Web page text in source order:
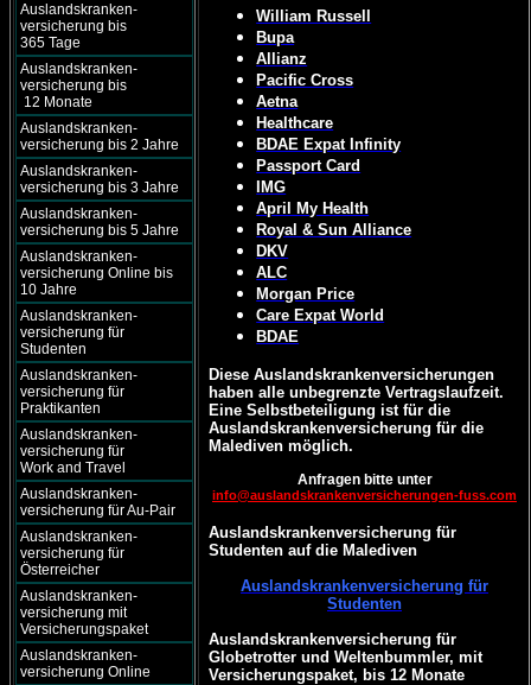
Auslandskranken-
versicherung bis
365 Tage
Auslandskranken-
versicherung bis
12 Monate
Auslandskranken-
versicherung bis 2 Jahre
Auslandskranken-
versicherung bis 3 Jahre
Auslandskranken-
versicherung bis 5 Jahre
Auslandskranken-
versicherung Online bis
10 Jahre
Auslandskranken-
versicherung für
Studenten
Auslandskranken-
versicherung für
Praktikanten
Auslandskranken-
versicherung für
Work and Travel
Auslandskranken-
versicherung für Au-Pair
Auslandskranken-
versicherung für
Österreicher
Auslandskranken-
versicherung mit
Versicherungspaket
Auslandskranken-
versicherung Online
William Russell
Bupa
Allianz
Pacific Cross
Aetna
Healthcare
BDAE Expat Infinity
Passport Card
IMG
April My Health
Royal & Sun Alliance
DKV
ALC
Morgan Price
Care Expat World
BDAE
Diese Auslandskrankenversicherungen
haben alle unbegrenzte Vertragslaufzeit.
Eine Selbstbeteiligung ist für die
Auslandskrankenversicherung für die
Malediven möglich.
Anfragen bitte unter
info@auslandskrankenversicherungen-fuss.com
Auslandskrankenversicherung für
Studenten auf die Malediven
Auslandskrankenversicherung für
Studenten
Auslandskrankenversicherung für
Globetrotter und Weltenbummler, mit
Versicherungspaket, bis 12 Monate